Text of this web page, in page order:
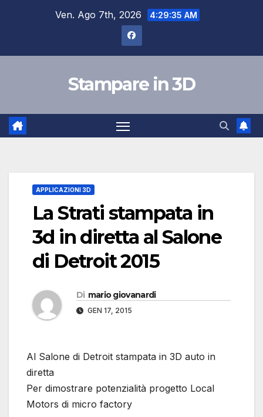
Ven. Ago 7th, 2026 4:29:36 AM
Stampare in 3D
APPLICAZIONI 3D
La Strati stampata in
3d in diretta al Salone
di Detroit 2015
Di mario giovanardi
GEN 17, 2015
Al Salone di Detroit stampata in 3D auto in
diretta
Per dimostrare potenzialità progetto Local
Motors di micro factory